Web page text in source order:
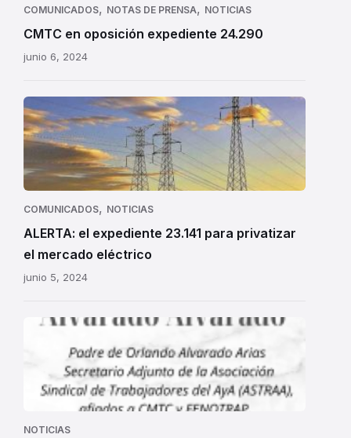
COMUNICADOS, NOTAS DE PRENSA, NOTICIAS
CMTC en oposición expediente 24.290
junio 6, 2024
Alerta:
el
expediente
23.141
para
privatizar
mercado
eléctrico
COMUNICADOS, NOTICIAS
ALERTA: el expediente 23.141 para privatizar
el mercado eléctrico
junio 5, 2024
NOTICIAS